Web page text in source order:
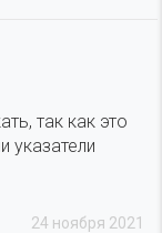
так как это
указатели
24 ноября 2021